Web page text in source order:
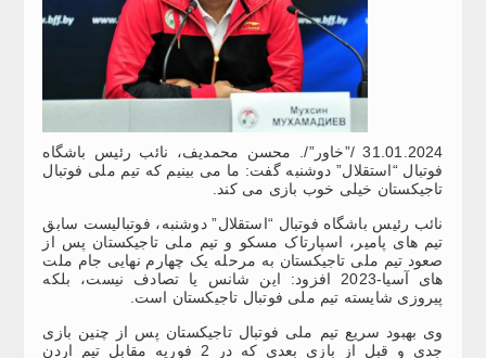
31.01.2024 /”خاور”/. محسن محمدیف، نائب رئیس باشگاه
فوتبال “استقلال” دوشنبه گفت: ما می بینیم که تیم ملی فوتبال
تاجیکستان خیلی خوب بازی می کند.
نائب رئیس باشگاه فوتبال “استقلال” دوشنبه، فوتبالیست سابق
تیم های پامیر، اسپارتاک مسکو و تیم ملی تاجیکستان پس از
صعود تیم ملی تاجیکستان به مرحله یک چهارم نهایی جام ملت
های آسیا-2023 افزود: این شانس یا تصادف نیست، بلکه
پیروزی شایسته تیم ملی فوتبال تاجیکستان است.
وی بهبود سریع تیم ملی فوتبال تاجیکستان پس از چنین بازی
جدی و قبل از بازی بعدی که در 2 فوریه مقابل تیم اردن